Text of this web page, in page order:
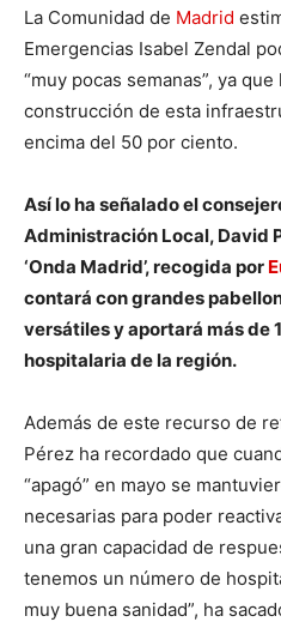
La Comunidad de Madrid
Emergencias Isabel Zendal
“muy pocas semanas”, ya
construcción de esta
encima del 50 por ciento.
Así lo ha señalado el
Administración Local, David
‘Onda Madrid’, recogida por
contará con grandes
versátiles y aportará más de
hospitalaria de la región.
Además de este recurso de
Pérez ha recordado que
“apagó” en mayo se
necesarias para poder
una gran capacidad de
tenemos un número de
muy buena sanidad”, ha